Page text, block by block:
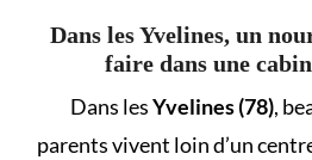
Dans les Yvelines, un
faire dans une
Dans lesYvelines (78),
parents vivent loin d’un